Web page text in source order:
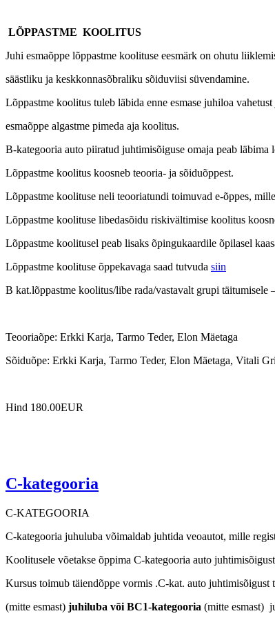
LÕPPASTME KOOLITUS
Juhi esmaõppe lõppastme koolituse eesmärk on ohutu
säästliku ja keskkonnasõbraliku sõiduviisi süvendamine.
Lõppastme koolitus tuleb läbida enne esmase juhiloa
esmaõppe algastme pimeda aja koolitus.
B-kategooria auto piiratud juhtimisõiguse omaja peab
Lõppastme koolitus koosneb teooria- ja sõiduõppest.
Lõppastme koolituse neli teooriatundi toimuvad e-õppes,
Lõppastme koolituse libedasõidu riskivältimise koolitus
Lõppastme koolitusel peab lisaks õpingukaardile õpilasel
Lõppastme koolituse õppekavaga saad tutvuda siin
B kat.lõppastme koolitus/libe rada/vastavalt grupi täitumisele
Teooriaõpe: Erkki Karja, Tarmo Teder, Elon Mäetaga
Sõiduõpe: Erkki Karja, Tarmo Teder, Elon Mäetaga, Vitali
Hind 180.00EUR
C-kategooria
C-KATEGOORIA
C-kategooria juhuluba võimaldab juhtida veoautot, mille
Koolitusele võetakse õppima C-kategooria auto
Kursus toimub täiendõppe vormis .C-kat. auto juhtimisõigust
(mitte esmast) juhiluba või BC1-kategooria (mitte esmast)